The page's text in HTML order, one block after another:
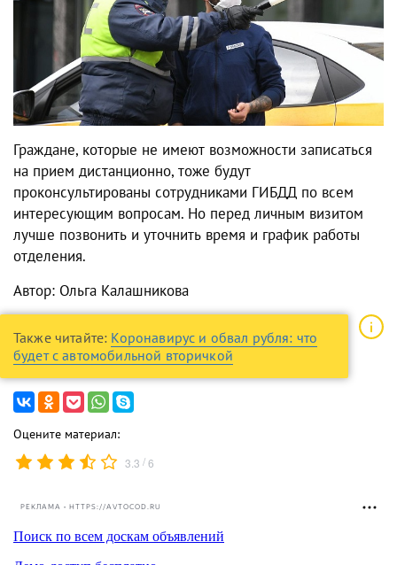
Граждане, которые не имеют возможности записаться
на прием дистанционно, тоже будут
проконсультированы сотрудниками ГИБДД по всем
интересующим вопросам. Но перед личным визитом
лучше позвонить и уточнить время и график работы
отделения.
Автор: Ольга Калашникова
Также читайте: Коронавирус и обвал рубля: что
будет с автомобильной вторичкой
Оцените материал:
3.3 /6
РЕКЛАМА • HTTPS://AVTOCOD.RU